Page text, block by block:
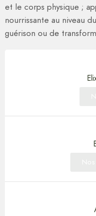
et le corps physique ;
nourrissante au niveau
guérison ou de